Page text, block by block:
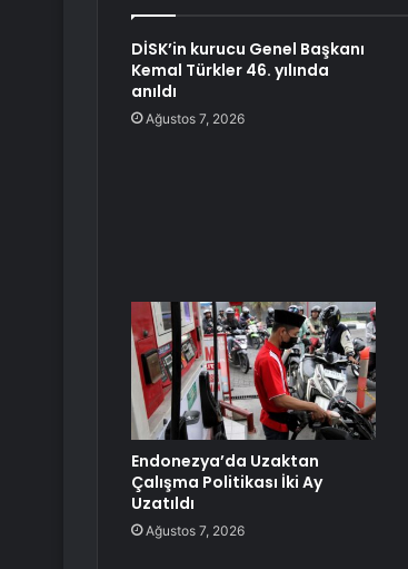
DİSK’in kurucu Genel Başkanı
Kemal Türkler 46. yılında
anıldı
Ağustos 7, 2026
Endonezya’da Uzaktan
Çalışma Politikası İki Ay
Uzatıldı
Ağustos 7, 2026